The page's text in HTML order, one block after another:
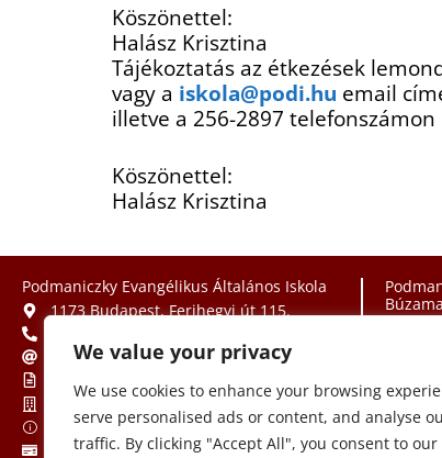
We value your privacy
We use cookies to enhance your browsing
serve personalised ads or content, and analyse
traffic. By clicking "Accept All", you consent to our
Köszönettel:
Halász Krisztina
Tájékoztatás az étkezések
vagy a iskola@podi.hu email
illetve a 256-2897
Köszönettel:
Halász Krisztina
Podmaniczky Evangélikus Általános Iskola
1173 Budapest, Ferihegyi út 115.
iskola@podi.hu
OM azonosító: 201745
Feladatellátási hely: 001
Adószám: 18293539-2-42
Bankszámlaszám: 11784009-20602611